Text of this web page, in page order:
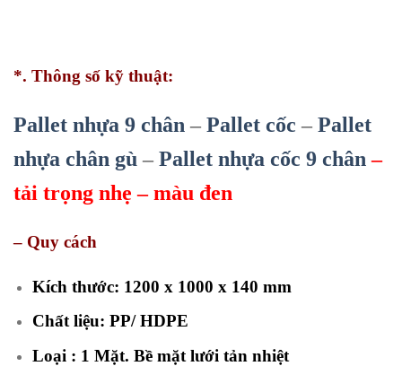
*. Thông số kỹ thuật:
Pallet nhựa 9 chân –Pallet cốc –Pallet
nhựa chân gù –Pallet nhựa cốc 9 chân –
tải trọng nhẹ – màu đen
– Quy cách
Kích thước: 1200 x 1000 x 140 mm
Chất liệu: PP/ HDPE
Loại : 1 Mặt. Bề mặt lưới tản nhiệt